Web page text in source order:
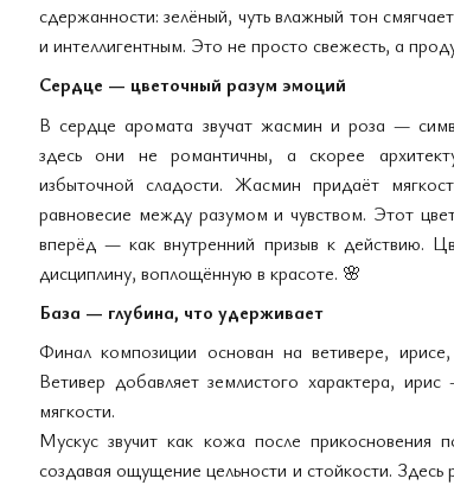
Boadicea the Victorious Heroine
edp, Великобритания
264 грн
Boadicea the Victorious Pure
Narcotic edp, Великобритания
732 грн
946 грн 996 грн Купить
сдержанности: зелёный, чуть влажный тон
и интеллигентным. Это не просто свежесть, а
Сердце — цветочный разум эмоций
В сердце аромата звучат жасмин и роза —
здесь они не романтичны, а скорее
избыточной сладости. Жасмин придаёт
равновесие между разумом и чувством. Этот
вперёд — как внутренний призыв к действию.
дисциплину, воплощённую в красоте. 🌸
База — глубина, что удерживает
Финал композиции основан на ветивере,
Ветивер добавляет землистого характера,
мягкости.
Мускус звучит как кожа после прикосновения
создавая ощущение цельности и стойкости.